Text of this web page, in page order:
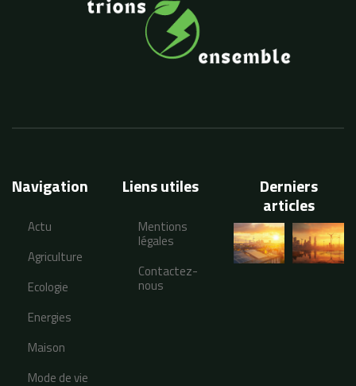
Navigation
Actu
Agriculture
Ecologie
Energies
Maison
Mode de vie
Liens utiles
Mentions
légales
Contactez-
nous
Derniers
articles